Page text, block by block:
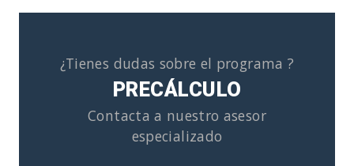
¿Tienes dudas sobre el programa ?
PRECÁLCULO
Contacta a nuestro asesor
especializado